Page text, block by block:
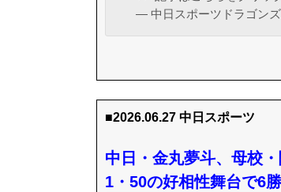
— 中日スポーツドラゴン
■2026.06.27 中日スポーツ
中日・金丸夢斗、母校
1・50の好相性舞台で6